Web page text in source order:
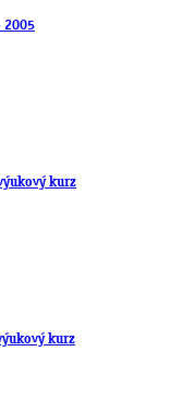
2005
kurz
kurz